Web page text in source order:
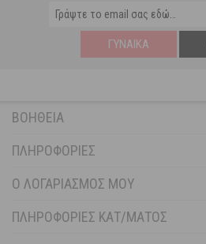
ΓΥΝΑΊΚΑ
ΒΟΉΘΕΙΑ
ΠΛΗΡΟΦΟΡΊΕΣ
Ο ΛΟΓΑΡΙΑΣΜΌΣ ΜΟΥ
ΠΛΗΡΟΦΟΡΙΕΣ ΚΑΤ/ΜΑΤΟΣ